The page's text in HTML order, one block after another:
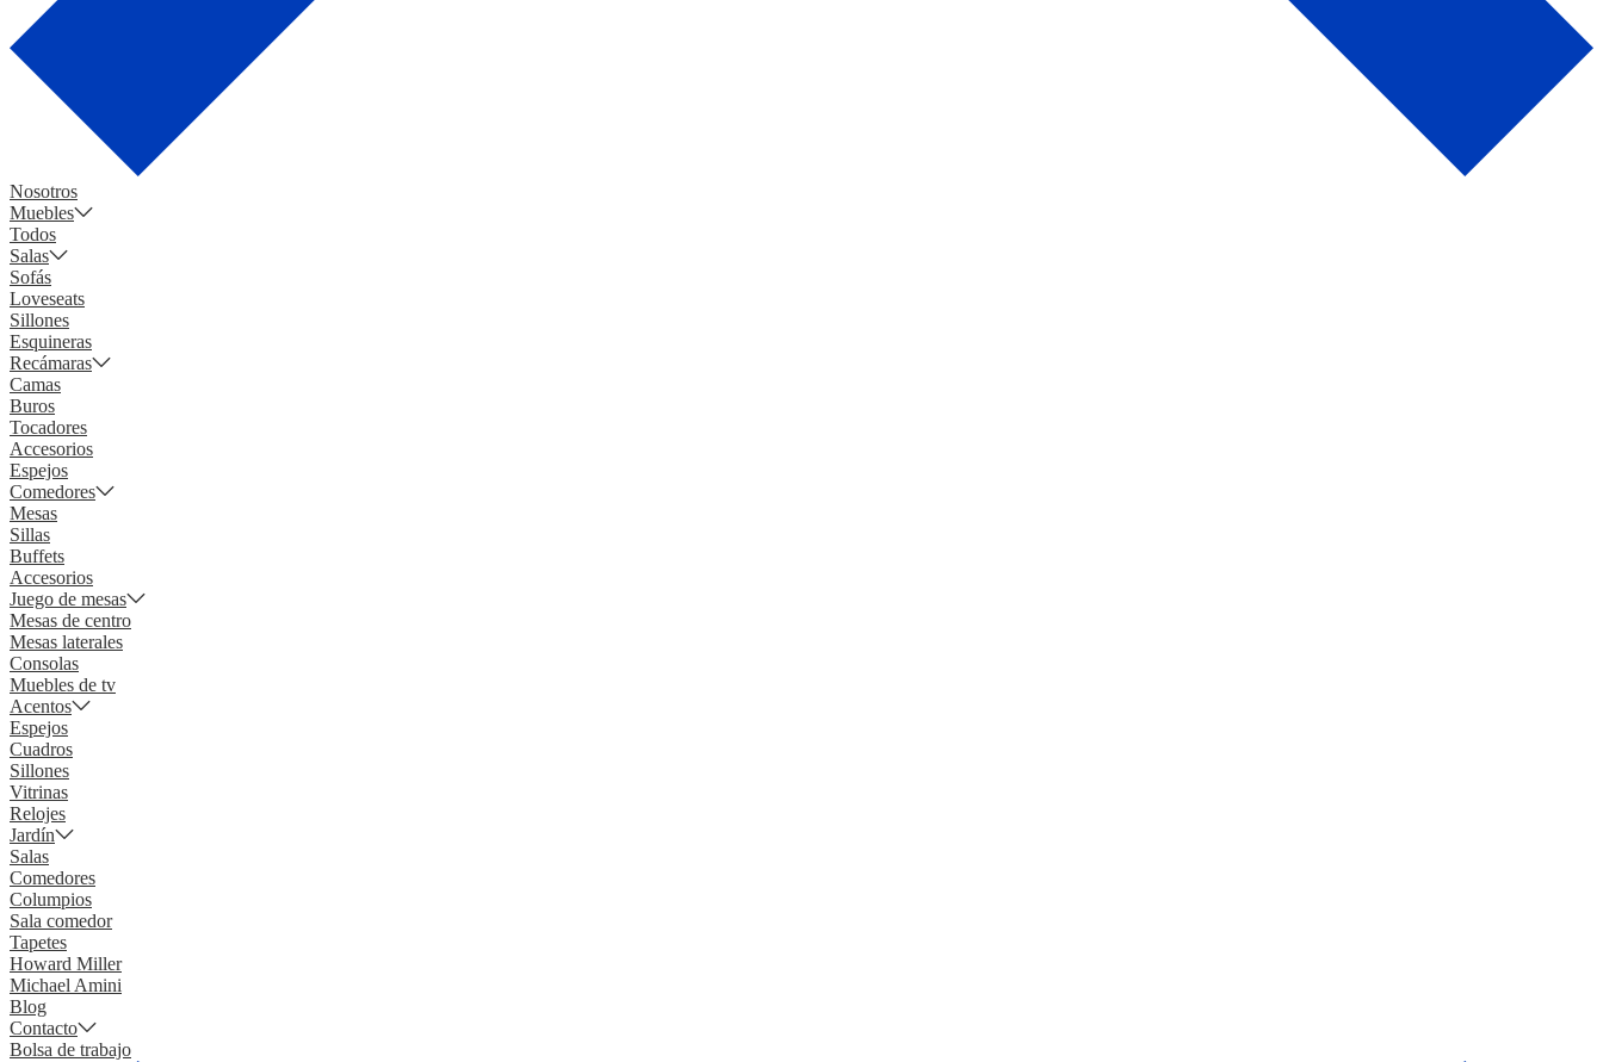
Nosotros
Muebles
Todos
Salas
Sofás
Loveseats
Sillones
Esquineras
Recámaras
Camas
Buros
Tocadores
Accesorios
Espejos
Comedores
Mesas
Sillas
Buffets
Accesorios
Juego de mesas
Mesas de centro
Mesas laterales
Consolas
Muebles de tv
Acentos
Espejos
Cuadros
Sillones
Vitrinas
Relojes
Jardín
Salas
Comedores
Columpios
Sala comedor
Tapetes
Howard Miller
Michael Amini
Blog
Contacto
Bolsa de trabajo